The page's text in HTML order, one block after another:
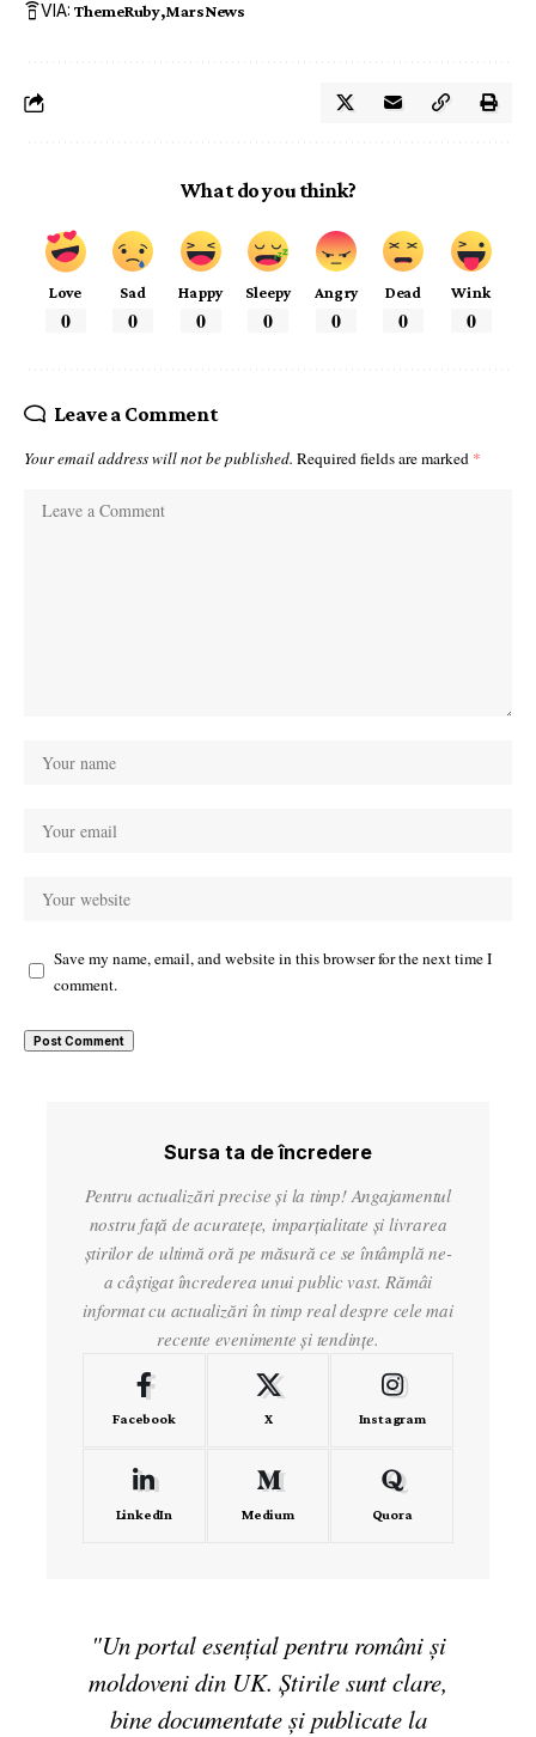
VIA: ThemeRuby MarsNews
What do you think?
Love
0
Sad
0
Happy
0
Sleepy
0
Angry
0
Dead
0
Wink
0
Leave a Comment
Your email address will not be published. Required fields are marked *
Save my name, email, and website in this browser for the next time I
comment.
Sursa ta de încredere
Pentru actualizări precise și la timp! Angajamentul
nostru față de acuratețe, imparțialitate și livrarea
știrilor de ultimă oră pe măsură ce se întâmplă ne-
a câștigat încrederea unui public vast. Rămâi
informat cu actualizări în timp real despre cele mai
recente evenimente și tendințe.
Facebook X Instagram
LinkedIn Medium Quora
"Un portal esențial pentru români și
moldoveni din UK. Știrile sunt clare,
bine documentate și publicate la